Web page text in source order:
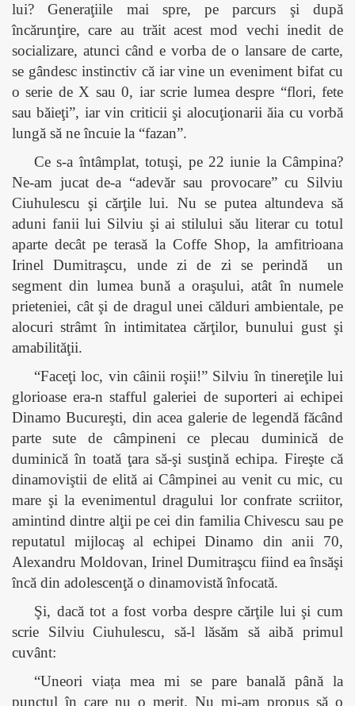
lui? Generaţiile mai spre, pe parcurs şi după
încărunţire, care au trăit acest mod vechi inedit de
socializare, atunci când e vorba de o lansare de carte,
se gândesc instinctiv că iar vine un eveniment bifat cu
o serie de X sau 0, iar scrie lumea despre “flori, fete
sau băieţi”, iar vin criticii şi alocuţionarii ăia cu vorbă
lungă să ne încuie la “fazan”.
Ce s-a întâmplat, totuşi, pe 22 iunie la Câmpina?
Ne-am jucat de-a “adevăr sau provocare” cu Silviu
Ciuhulescu şi cărţile lui. Nu se putea altundeva să
aduni fanii lui Silviu şi ai stilului său literar cu totul
aparte decât pe terasă la Coffe Shop, la amfitrioana
Irinel Dumitraşcu, unde zi de zi se perindă
un
segment din lumea bună a oraşului, atât în numele
prieteniei, cât şi de dragul unei călduri ambientale, pe
alocuri strâmt în intimitatea cărţilor, bunului gust şi
amabilităţii.
“Faceţi loc, vin câinii roşii!” Silviu în tinereţile lui
glorioase era-n stafful galeriei de suporteri ai echipei
Dinamo Bucureşti, din acea galerie de legendă făcând
parte sute de câmpineni ce plecau duminică de
duminică în toată ţara să-şi susţină echipa. Fireşte că
dinamoviştii de elită ai Câmpinei au venit cu mic, cu
mare şi la evenimentul dragului lor confrate scriitor,
amintind dintre alţii pe cei din familia Chivescu sau pe
reputatul mijlocaş al echipei Dinamo din anii 70,
Alexandru Moldovan, Irinel Dumitraşcu fiind ea însăşi
încă din adolescenţă o dinamovistă înfocată.
Şi, dacă tot a fost vorba despre cărţile lui şi cum
scrie Silviu Ciuhulescu, să-l lăsăm să aibă primul
cuvânt:
“Uneori viața mea mi se pare banală până la
punctul în care nu o merit. Nu mi-am propus să o